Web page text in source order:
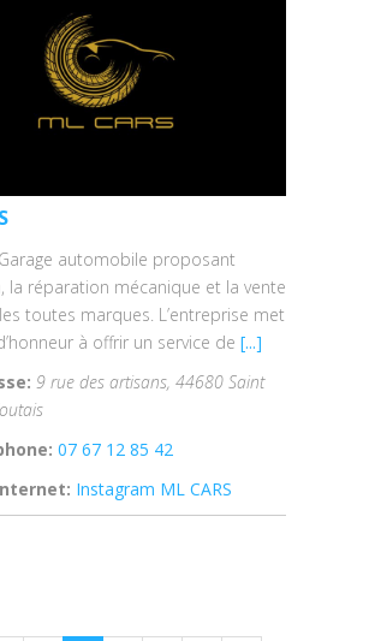
Garage automobile proposant
la réparation mécanique et la vente
toutes marques. L’entreprise met
à offrir un service de [...]
9 rue des artisans, 44680 Saint
07 67 12 85 42
Instagram ML CARS